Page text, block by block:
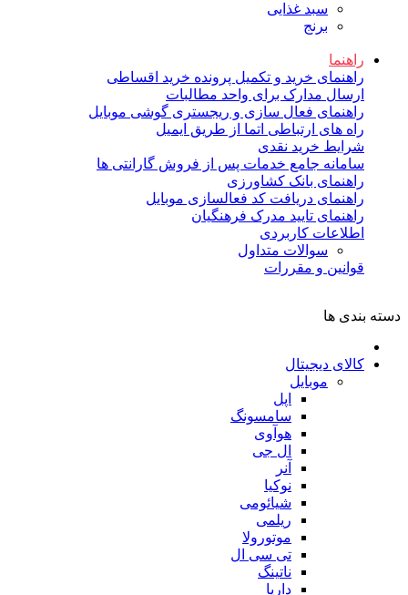
سبد غذایی
برنج
راهنما
راهنمای خرید و تکمیل پرونده خرید اقساطی
ارسال مدارک برای واحد مطالبات
راهنمای فعال سازی و ریجستری گوشی موبایل
راه های ارتباطی اتما از طریق ایمیل
شرایط خرید نقدی
سامانه جامع خدمات پس از فروش گارانتی ها
راهنمای بانک کشاورزی
راهنمای دریافت کد فعالسازی موبایل
راهنمای تایید مدرک فرهنگیان
اطلاعات کاربردی
سوالات متداول
قوانین و مقررات
دسته بندی ها
کالای دیجیتال
موبایل
اپل
سامسونگ
هوآوی
ال جی
آنر
نوکیا
شیائومی
ریلمی
موتورولا
تی سی ال
ناتینگ
داریا